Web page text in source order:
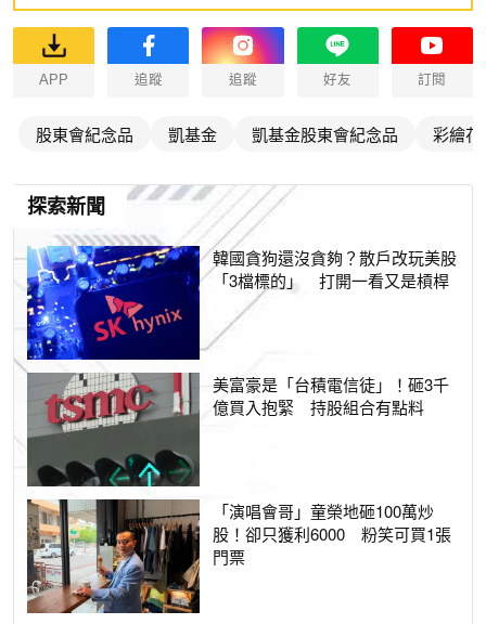
APP 追蹤 追蹤 好友 訂閱
股東會紀念品 凱基金 凱基金股東會紀念品 彩繪
探索新聞
韓國貪狗還沒貪夠？散戶改玩美股
「3檔標的」 打開一看又是槓桿
美富豪是「台積電信徒」！砸3千
億買入抱緊 持股組合有點料
「演唱會哥」童榮地砸100萬炒
股！卻只獲利6000 粉笑可買1張
門票